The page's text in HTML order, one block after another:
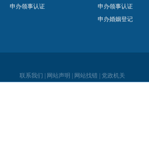
申办领事认证
申办领事认证
申办婚姻登记
联系我们 网站声明 网站找错 党政机关